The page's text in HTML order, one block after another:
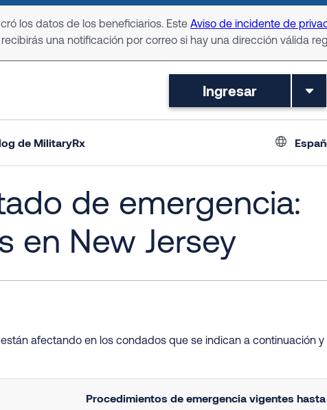
los datos de los beneficiarios. Este Aviso de incidente de
una notificación por correo si hay una dirección válida
Ingresar
de MilitaryRx
de emergencia:
en New Jersey
afectando en los condados que se indican a continuación
Procedimientos de emergencia vigentes hasta